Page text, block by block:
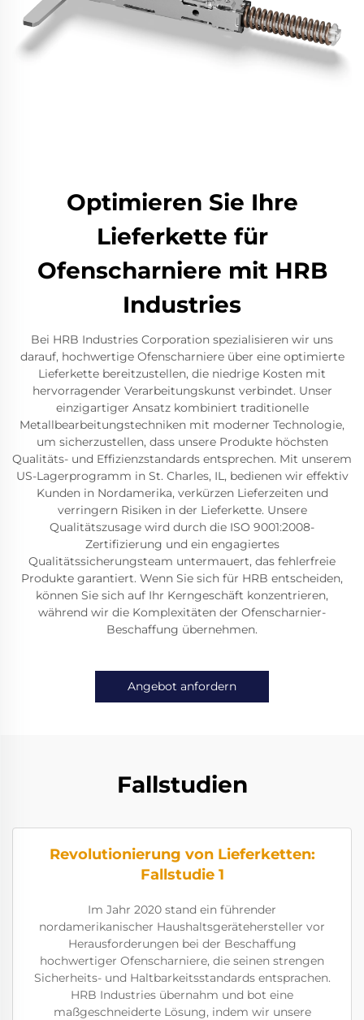
Optimieren Sie Ihre
Lieferkette für
Ofenscharniere mit HRB
Industries
Bei HRB Industries Corporation spezialisieren wir uns
darauf, hochwertige Ofenscharniere über eine optimierte
Lieferkette bereitzustellen, die niedrige Kosten mit
hervorragender Verarbeitungskunst verbindet. Unser
einzigartiger Ansatz kombiniert traditionelle
Metallbearbeitungstechniken mit moderner Technologie,
um sicherzustellen, dass unsere Produkte höchsten
Qualitäts- und Effizienzstandards entsprechen. Mit unserem
US-Lagerprogramm in St. Charles, IL, bedienen wir effektiv
Kunden in Nordamerika, verkürzen Lieferzeiten und
verringern Risiken in der Lieferkette. Unsere
Qualitätszusage wird durch die ISO 9001:2008-
Zertifizierung und ein engagiertes
Qualitätssicherungsteam untermauert, das fehlerfreie
Produkte garantiert. Wenn Sie sich für HRB entscheiden,
können Sie sich auf Ihr Kerngeschäft konzentrieren,
während wir die Komplexitäten der Ofenscharnier-
Beschaffung übernehmen.
Angebot anfordern
Fallstudien
Revolutionierung von Lieferketten:
Fallstudie 1
Im Jahr 2020 stand ein führender
nordamerikanischer Haushaltsgerätehersteller vor
Herausforderungen bei der Beschaffung
hochwertiger Ofenscharniere, die seinen strengen
Sicherheits- und Haltbarkeitsstandards entsprachen.
HRB Industries übernahm und bot eine
maßgeschneiderte Lösung, indem wir unsere